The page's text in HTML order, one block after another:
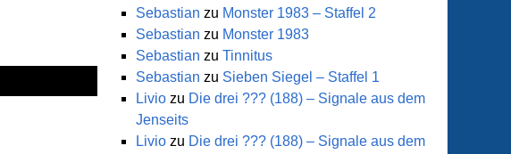
gemiedene
Sebastian zu Monster 1983 – Staffel 2
Sebastian zu Monster 1983
Sebastian zu Tinnitus
Sebastian zu Sieben Siegel – Staffel 1
Livio zu Die drei ??? (188) – Signale aus dem
Jenseits
Livio zu Die drei ??? (188) – Signale aus dem